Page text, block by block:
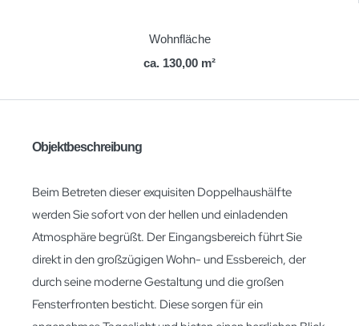
Wohnfläche
ca. 130,00 m²
Objektbeschreibung
Beim Betreten dieser exquisiten Doppelhaushälfte
werden Sie sofort von der hellen und einladenden
Atmosphäre begrüßt. Der Eingangsbereich führt Sie
direkt in den großzügigen Wohn- und Essbereich, der
durch seine moderne Gestaltung und die großen
Fensterfronten besticht. Diese sorgen für ein